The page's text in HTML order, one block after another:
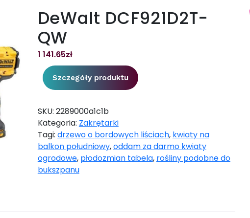
DeWalt DCF921D2T-
QW
1 141.65zł
Szczegóły produktu
SKU: 2289000a1c1b
Kategoria: Zakrętarki
Tagi: drzewo o bordowych liściach, kwiaty na
balkon południowy,oddam za darmo kwiaty
ogrodowe, płodozmian tabela, rośliny podobne do
bukszpanu